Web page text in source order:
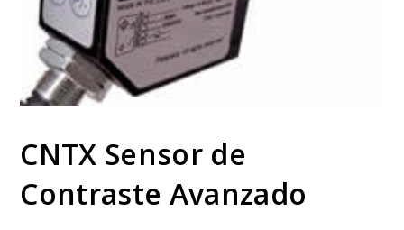
CNTX Sensor de
Contraste Avanzado